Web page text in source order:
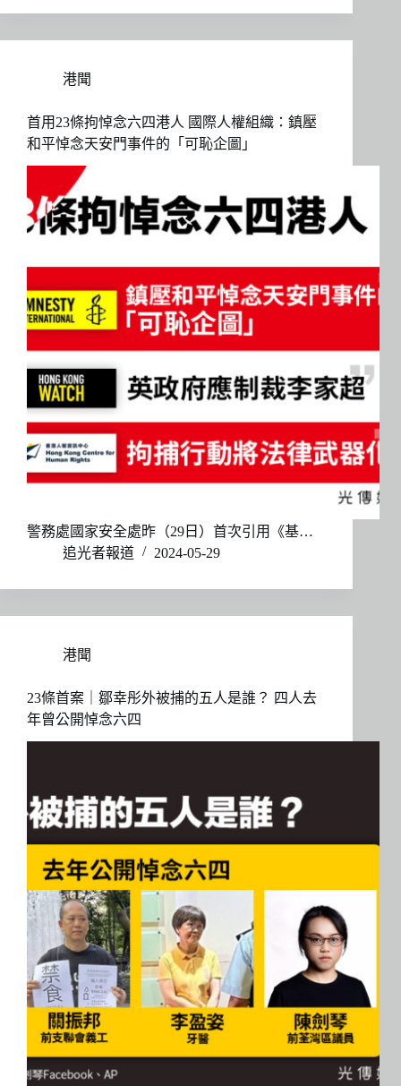
港聞
首用23條拘悼念六四港人 國際人權組織：鎮壓
和平悼念天安門事件的「可恥企圖」
警務處國家安全處昨（29日）首次引用《基…
追光者報道
2024-05-29
港聞
23條首案｜鄒幸彤外被捕的五人是誰？ 四人去
年曾公開悼念六四